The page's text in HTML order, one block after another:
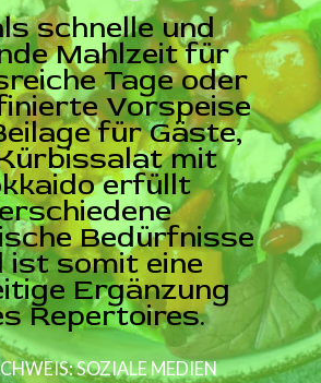
schnelle und
Mahlzeit für
Tage oder
Vorspeise
für Gäste,
mit
erfüllt
Bedürfnisse
ist somit eine
Ergänzung
Repertoires.
SOZIALE MEDIEN